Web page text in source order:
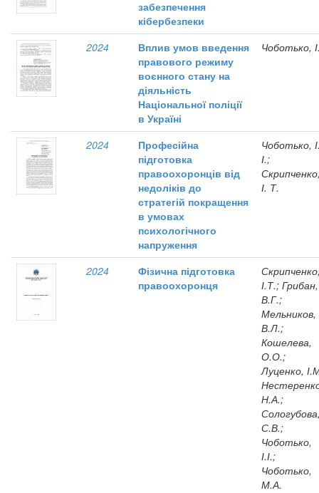
забезпечення
кібербезпеки
2024
Вплив умов введення
правового режиму
воєнного стану на
діяльність
Національної поліції
в Україні
Чоботько,
2024
Професійна
підготовка
правоохоронців від
недоліків до
стратегій покращення
в умовах
психологічного
напруження
Чоботько,
І.;
І. Т.
2024
Фізична підготовка
правоохоронця
І.Т.; Грибан,
В.Г.;
Мельников,
В.Л.;
Кошелева,
О.О.;
Луценко,
Н.А.;
С.В.;
Чоботько,
І.І.;
Чоботько,
М.А.